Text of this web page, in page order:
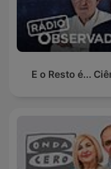
E o Resto é...